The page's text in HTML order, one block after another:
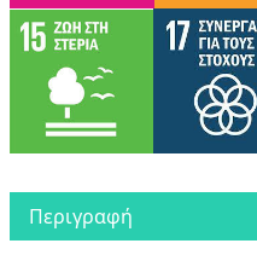
Περιγραφή